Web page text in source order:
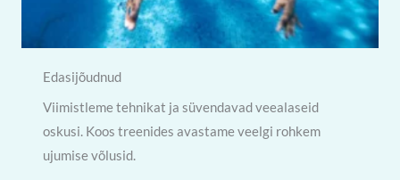
Edasijõudnud
Viimistleme tehnikat ja süvendavad veealaseid
oskusi. Koos treenides avastame veelgi rohkem
ujumise võlusid.